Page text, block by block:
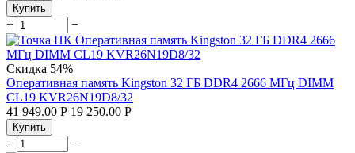
Купить
+ −
Скидка 54%
Оперативная память Kingston 32 ГБ DDR4 2666 МГц DIMM
CL19 KVR26N19D8/32
41 949.00 Р 19 250.00 Р
Купить
+ −